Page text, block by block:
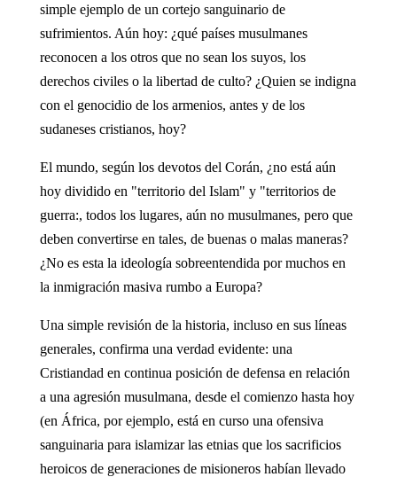
simple ejemplo de un cortejo sanguinario de
sufrimientos. Aún hoy: ¿qué países musulmanes
reconocen a los otros que no sean los suyos, los
derechos civiles o la libertad de culto? ¿Quien se indigna
con el genocidio de los armenios, antes y de los
sudaneses cristianos, hoy?
El mundo, según los devotos del Corán, ¿no está aún
hoy dividido en "territorio del Islam" y "territorios de
guerra:, todos los lugares, aún no musulmanes, pero que
deben convertirse en tales, de buenas o malas maneras?
¿No es esta la ideología sobreentendida por muchos en
la inmigración masiva rumbo a Europa?
Una simple revisión de la historia, incluso en sus líneas
generales, confirma una verdad evidente: una
Cristiandad en continua posición de defensa en relación
a una agresión musulmana, desde el comienzo hasta hoy
(en África, por ejemplo, está en curso una ofensiva
sanguinaria para islamizar las etnias que los sacrificios
heroicos de generaciones de misioneros habían llevado